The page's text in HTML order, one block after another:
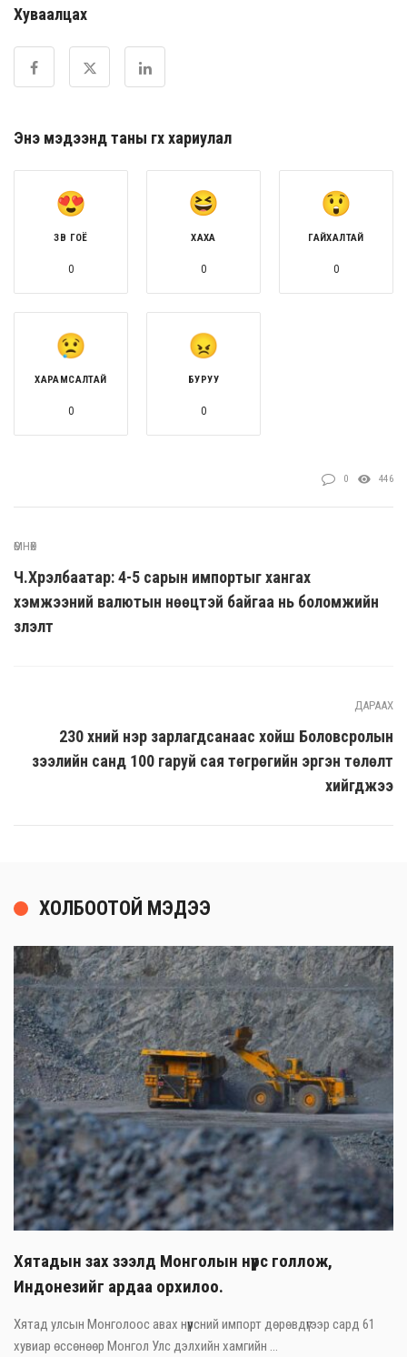
Хуваалцах
Энэ мэдээнд таны өгөх хариулал
ЗӨВ ГОЁ
0
ХАХА
0
ГАЙХАЛТАЙ
0
ХАРАМСАЛТАЙ
0
БУРУУ
0
0 446
ӨМНӨХ
Ч.Хүрэлбаатар: 4-5 сарын импортыг хангах
хэмжээний валютын нөөцтэй байгаа нь боломжийн
үзүүлэлт
ДАРААХ
230 хүний нэр зарлагдсанаас хойш Боловсролын
зээлийн санд 100 гаруй сая төгрөгийн эргэн төлөлт
хийгджээ
ХОЛБООТОЙ МЭДЭЭ
Хятадын зах зээлд Монголын нүүрс голлож,
Индонезийг ардаа орхилоо.
Хятад улсын Монголоос авах нүүрсний импорт дөрөвдүгээр сард 61
хувиар өссөнөөр Монгол Улс дэлхийн хамгийн ...